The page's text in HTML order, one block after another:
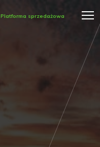
Platforma sprzedażowa